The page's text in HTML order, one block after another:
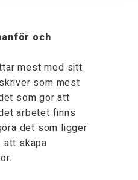
och
mest med sitt
som mest
som gör att
arbetet finns
det som ligger
att skapa